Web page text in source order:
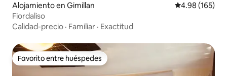
Alojamiento en Gimillan Calificación
4.98 (165)
Fiordaliso
Calidad-precio · Familiar · Exactitud
Favorito entre huéspedes
Favorito entre huéspedes